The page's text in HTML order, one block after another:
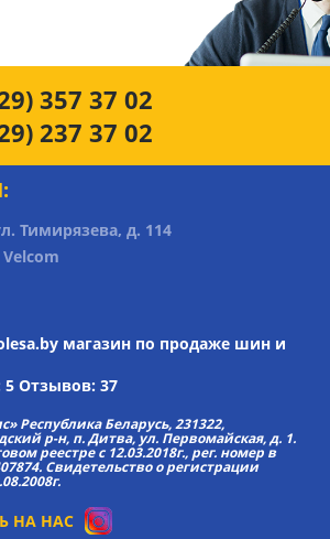
357 37 02
237 37 02
Тимирязева, д. 114
Velcom
магазин по продаже шин и
5 Отзывов: 37
Республика Беларусь, 231322,
р-н, п. Дитва, ул. Первомайская, д. 1.
реестре с 12.03.2018г., рег. номер в
Свидетельство о регистрации
НА НАС